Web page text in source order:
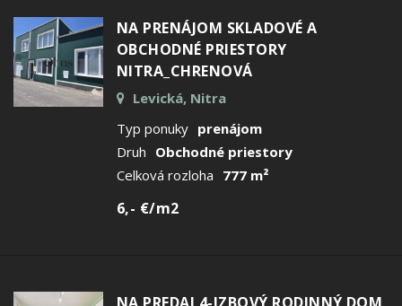
NA PRENÁJOM SKLADOVÉ A
OBCHODNÉ PRIESTORY
NITRA_CHRENOVÁ
Levická, Nitra
Typ ponuky prenájom
Druh Obchodné priestory
Celková rozloha 777 m²
6,- €/m2